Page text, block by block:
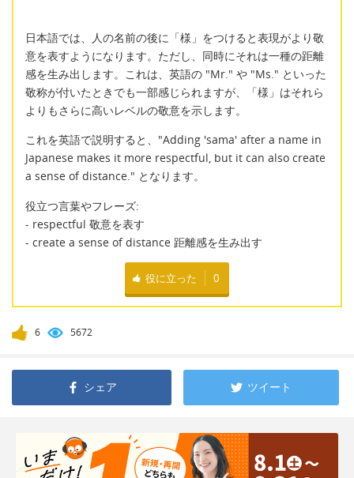
日本語では、人の名前の後に「様」をつけると表現がより敬
意を表すようになります。ただし、同時にそれは一種の距離
感を生み出します。これは、英語の "Mr." や "Ms." といった
敬称が付いたときでも一部感じられますが、「様」はそれら
よりもさらに高いレベルの敬意を示します。
これを英語で説明すると、"Adding 'sama' after a name in
Japanese makes it more respectful, but it can also create
a sense of distance." となります。
役立つ言葉やフレーズ:
- respectful 敬意を表す
- create a sense of distance 距離感を生み出す
役に立った 0
6 5672
シェア ツイート